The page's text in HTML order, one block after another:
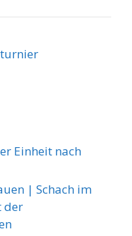
Einheit nach
| Schach im
der